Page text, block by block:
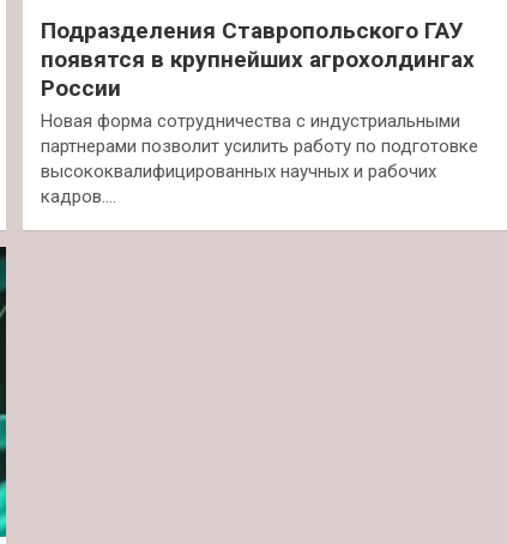
Подразделения Ставропольского ГАУ
появятся в крупнейших агрохолдингах
России
Новая форма сотрудничества с индустриальными
партнерами позволит усилить работу по подготовке
высококвалифицированных научных и рабочих
кадров.…